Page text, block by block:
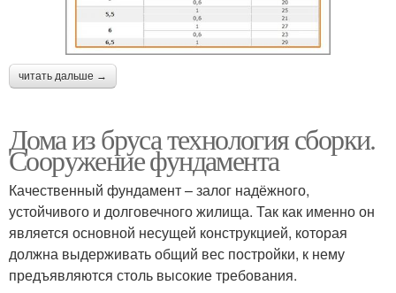
читать дальше →
Дома из бруса технология сборки.
Сооружение фундамента
Качественный фундамент – залог надёжного,
устойчивого и долговечного жилища. Так как именно он
является основной несущей конструкцией, которая
должна выдерживать общий вес постройки, к нему
предъявляются столь высокие требования.